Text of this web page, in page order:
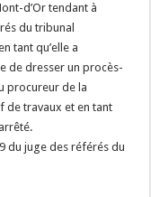
d’Or tendant à
du tribunal
tant qu’elle a
de dresser un procès-
procureur de la
de travaux et en tant
du juge des référés du